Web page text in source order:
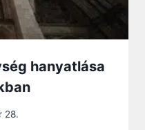
hanyatlása
28.